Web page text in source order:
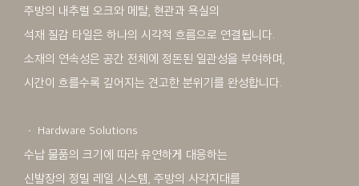
주방의 내추럴 오크와 메탈, 현관과 욕실의
석재 질감 타일은 하나의 시각적 흐름으로 연결됩니다.
소재의 연속성은 공간 전체에 정돈된 일관성을 부여하며,
시간이 흐를수록 깊어지는 견고한 분위기를 완성합니다.
ㆍ Hardware Solutions
수납 물품의 크기에 따라 유연하게 대응하는
신발장의 정밀 레일 시스템, 주방의 사각지대를